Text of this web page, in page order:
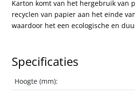
Karton komt van het hergebruik van
recyclen van papier aan het einde
waardoor het een ecologische en
Specificaties
Hoogte (mm):